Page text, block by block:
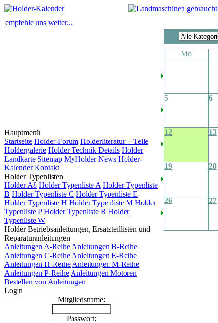
empfehle uns weiter...
Hauptmenü
Startseite Holder-Forum Holderliteratur + Teile
Holdergalerie Holder Technik Details Holder
Landkarte Sitemap MyHolder News Holder-
Kalender Kontakt
Holder Typenlisten
Holder A8 Holder Typenliste A Holder Typenliste
B Holder Typenliste C Holder Typenliste E
Holder Typenliste H Holder Typenliste M Holder
Typenliste P Holder Typenliste R Holder
Typenliste W
Holder Betriebsanleitungen, Ersatzteillisten und
Reparaturanleitungen
Anleitungen A-Reihe Anleitungen B-Reihe
Anleitungen C-Reihe Anleitungen E-Reihe
Anleitungen H-Reihe Anleitungen M-Reihe
Anleitungen P-Reihe Anleitungen Motoren
Bestellen von Anleitungen
Login
Mitgliedsname:
Passwort:
Mo
5 6
12 13
19 20
26 27